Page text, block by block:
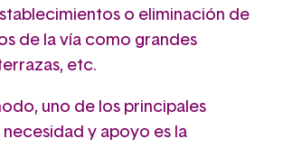
o eliminación de
de la vía como grandes
etc.
uno de los principales
y apoyo es la